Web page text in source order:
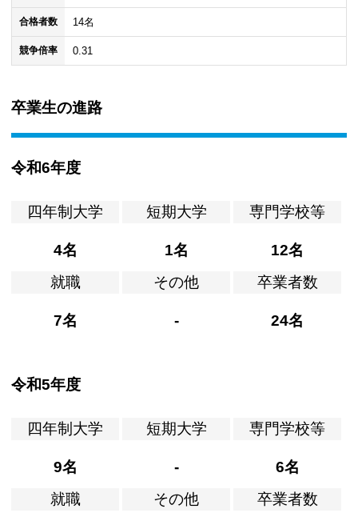
合格者数 14名
競争倍率 0.31
卒業生の進路
令和6年度
四年制大学
4名
短期大学
1名
専門学校等
12名
就職
7名
その他
-
卒業者数
24名
令和5年度
四年制大学
9名
短期大学
-
専門学校等
6名
就職
その他 卒業者数